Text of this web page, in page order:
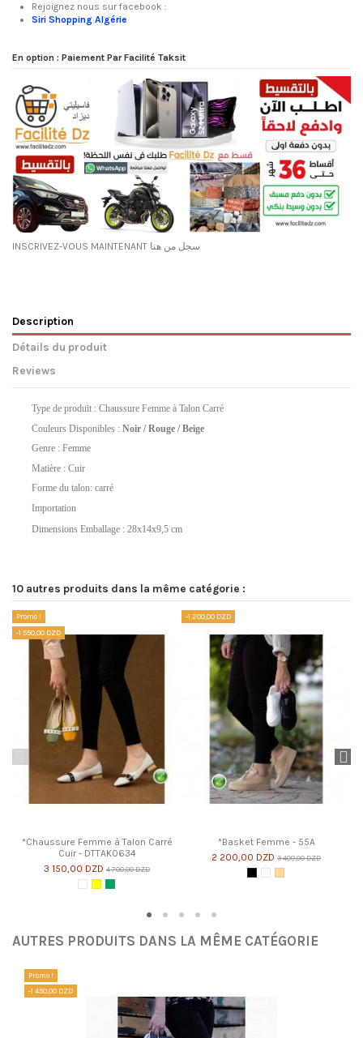
Rejoignez nous sur facebook :
Siri Shopping Algérie
En option : Paiement Par Facilité Taksit
INSCRIVEZ-VOUS MAINTENANT سجل من هنا
Description
Détails du produit
Reviews
Type de produit : Chaussure Femme à Talon Carré
Couleurs Disponibles : Noir / Rouge / Beige
Genre : Femme
Matière : Cuir
Forme du talon: carré
Importation
Dimensions Emballage : 28x14x9,5 cm
10 autres produits dans la même catégorie :
Promo !
-1 550,00 DZD
*Chaussure Femme à Talon Carré
Cuir - DTTAK0634
3 150,00 DZD 4 700,00 DZD
BlancJauneVert Militaire
-1 200,00 DZD
*Basket Femme - 55A
2 200,00 DZD 3 400,00 DZD
NoirBlancBeige
AUTRES PRODUITS DANS LA MÊME CATÉGORIE
Promo !
-1 450,00 DZD